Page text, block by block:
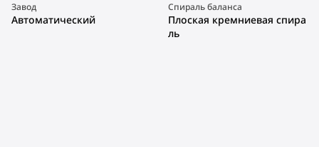
Завод
Автоматический
Спираль баланса
Плоская кремниевая спира
ль